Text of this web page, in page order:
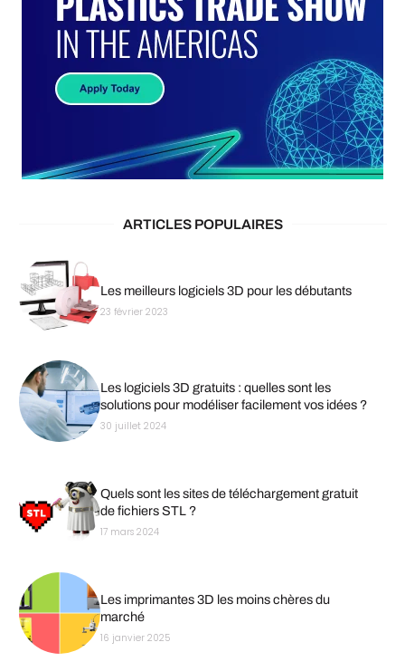
ARTICLES POPULAIRES
Les meilleurs logiciels 3D pour les débutants
23 février 2023
Les logiciels 3D gratuits : quelles sont les
solutions pour modéliser facilement vos idées ?
30 juillet 2024
Quels sont les sites de téléchargement gratuit
de fichiers STL ?
17 mars 2024
Les imprimantes 3D les moins chères du
marché
16 janvier 2025